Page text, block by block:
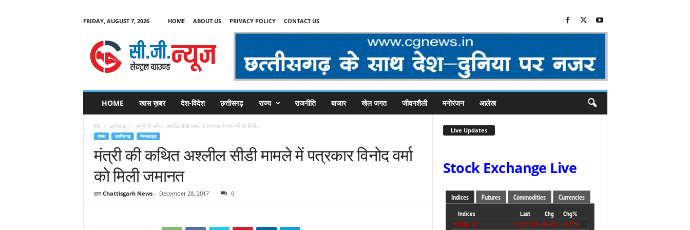
FRIDAY, AUGUST 7, 2026 HOME ABOUT US PRIVACY POLICY CONTACT US
C
HOME खास ख़बर देश-विदेश छत्तीसगढ़ राज्य राजनीति बाजार खेल जगत जीवनशैली मनोरंजन आलेख
होम छत्तीसगढ़ मंत्री की कथित अश्लील सीडी मामले में पत्रकार विनोद वर्मा को मिली...
राज्य छत्तीसगढ़ मेनस्लाइड
मंत्री की कथित अश्लील सीडी मामले में पत्रकार विनोद वर्मा
को मिली जमानत
द्वारा Chattisgarh News- December 28, 2017 0
Live Updates
Stock Exchange Live